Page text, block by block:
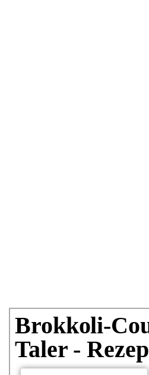
Brokkoli-
Taler -